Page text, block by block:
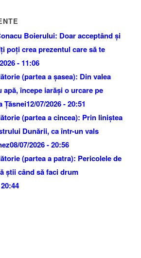
Boierului: Doar acceptând și
poți crea prezentul care să te
- 11:06
(partea a șasea): Din valea
apă, începe iarăși o urcare pe
Țăsnei12/07/2026 - 20:51
(partea a cincea): Prin liniștea
Dunării, ca într-un vals
08/07/2026 - 20:56
(partea a patra): Pericolele de
știi când să faci drum